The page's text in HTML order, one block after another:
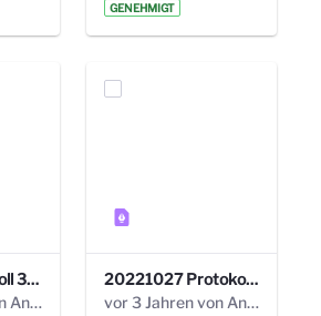
GENEHMIGT
220113 Protokoll 32. Steuerungskreis.pdf
vor 2 Jahren von Anni Schlumberger
20221027 Protokoll 34. Steuerungskreis.pdf
vor 3 Jahren von Anni Schlumberger